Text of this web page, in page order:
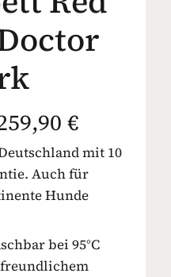
€
mit 10
Auch für
Hunde
bei 95°C